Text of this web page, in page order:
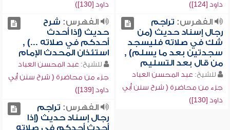
داود [124])
داود [130])
الفهرس: تراجم
رجال إسناد حديث (من
شك في صلاته فليسجد
سجدتين بعد ما يسلم) ,
من قال بعد التسليم
للشيخ: عبد المحسن العباد
جزء من محاضرة ( شرح سنن أبي
داود [130])
الفهرس: شرح
حديث (إذا أحدث
أحدكم في صلاته ...) ,
استئذان المحدث الإمام
للشيخ: عبد المحسن العباد
جزء من محاضرة ( شرح سنن أبي
داود [139])
الفهرس: تراجم
رجال إسناد حديث (إذا
أحدث أحدكم في صلاته